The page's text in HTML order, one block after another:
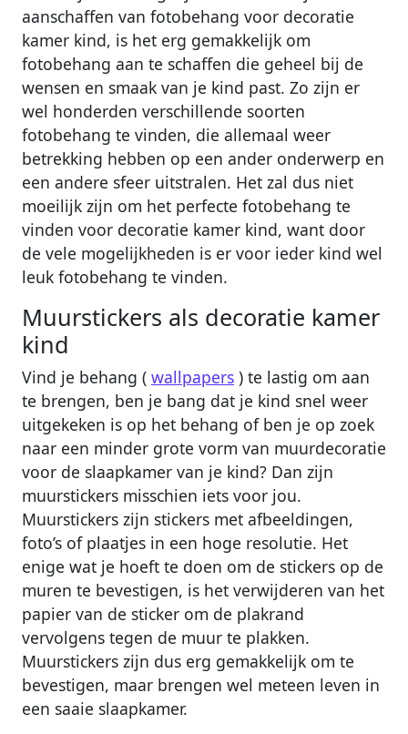
aanschaffen van fotobehang voor decoratie
kamer kind, is het erg gemakkelijk om
fotobehang aan te schaffen die geheel bij de
wensen en smaak van je kind past. Zo zijn er
wel honderden verschillende soorten
fotobehang te vinden, die allemaal weer
betrekking hebben op een ander onderwerp en
een andere sfeer uitstralen. Het zal dus niet
moeilijk zijn om het perfecte fotobehang te
vinden voor decoratie kamer kind, want door
de vele mogelijkheden is er voor ieder kind wel
leuk fotobehang te vinden.
Muurstickers als decoratie kamer
kind
Vind je behang ( wallpapers ) te lastig om aan
te brengen, ben je bang dat je kind snel weer
uitgekeken is op het behang of ben je op zoek
naar een minder grote vorm van muurdecoratie
voor de slaapkamer van je kind? Dan zijn
muurstickers misschien iets voor jou.
Muurstickers zijn stickers met afbeeldingen,
foto’s of plaatjes in een hoge resolutie. Het
enige wat je hoeft te doen om de stickers op de
muren te bevestigen, is het verwijderen van het
papier van de sticker om de plakrand
vervolgens tegen de muur te plakken.
Muurstickers zijn dus erg gemakkelijk om te
bevestigen, maar brengen wel meteen leven in
een saaie slaapkamer.